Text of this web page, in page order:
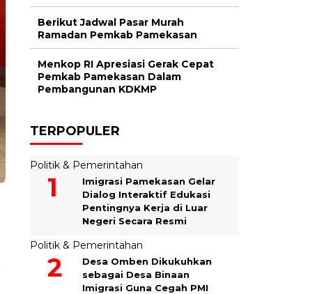
Berikut Jadwal Pasar Murah
Ramadan Pemkab Pamekasan
Menkop RI Apresiasi Gerak Cepat
Pemkab Pamekasan Dalam
Pembangunan KDKMP
TERPOPULER
Politik & Pemerintahan
Imigrasi Pamekasan Gelar
Dialog Interaktif Edukasi
Pentingnya Kerja di Luar
Negeri Secara Resmi
Politik & Pemerintahan
Desa Omben Dikukuhkan
sebagai Desa Binaan
Imigrasi Guna Cegah PMI